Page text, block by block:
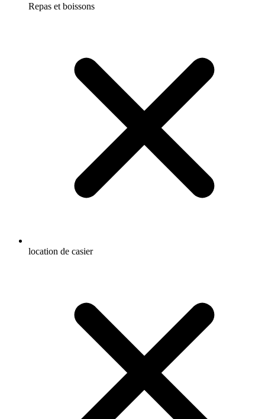
Repas et boissons
location de casier